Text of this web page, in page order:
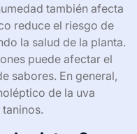
también afecta
reduce el riesgo de
la salud de la planta.
puede afectar el
sabores. En general,
de la uva